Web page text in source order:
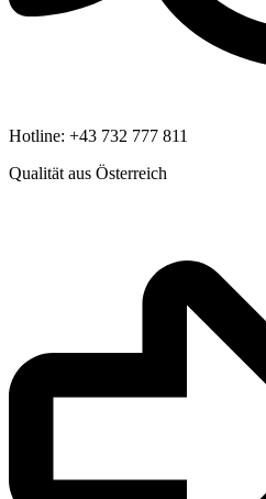
Hotline: +43 732 777 811
Qualität aus Österreich